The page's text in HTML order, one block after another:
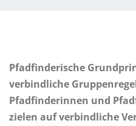
Pfadfinderische
verbindliche
Pfadfinderinnen und
zielen auf verbindliche